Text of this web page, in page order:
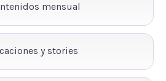
mensual
y stories